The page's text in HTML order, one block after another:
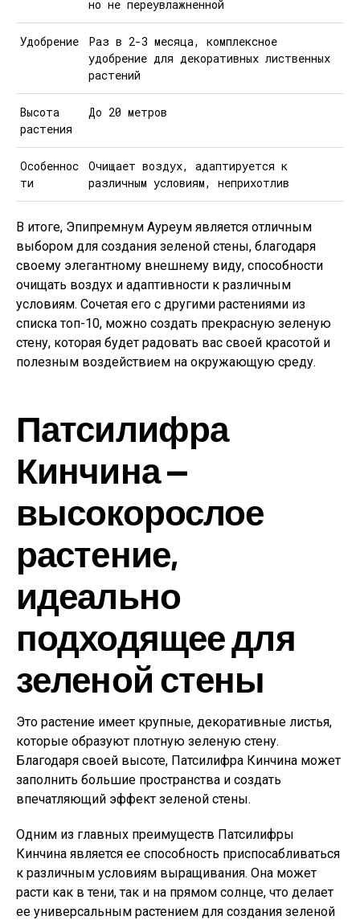
но не переувлажненной
Удобрение
Раз в 2-3 месяца, комплексное
удобрение для декоративных лиственных
растений
Высота
растения
До 20 метров
Особеннос
ти
Очищает воздух, адаптируется к
различным условиям, неприхотлив
В итоге, Эпипремнум Ауреум является отличным
выбором для создания зеленой стены, благодаря
своему элегантному внешнему виду, способности
очищать воздух и адаптивности к различным
условиям. Сочетая его с другими растениями из
списка топ-10, можно создать прекрасную зеленую
стену, которая будет радовать вас своей красотой и
полезным воздействием на окружающую среду.
Патсилифра
Кинчина —
высокорослое
растение,
идеально
подходящее для
зеленой стены
Это растение имеет крупные, декоративные листья,
которые образуют плотную зеленую стену.
Благодаря своей высоте, Патсилифра Кинчина может
заполнить большие пространства и создать
впечатляющий эффект зеленой стены.
Одним из главных преимуществ Патсилифры
Кинчина является ее способность приспосабливаться
к различным условиям выращивания. Она может
расти как в тени, так и на прямом солнце, что делает
ее универсальным растением для создания зеленой